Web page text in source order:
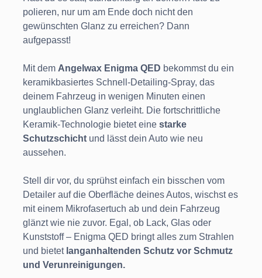
polieren, nur um am Ende doch nicht den
gewünschten Glanz zu erreichen? Dann
aufgepasst!
Mit dem Angelwax Enigma QED bekommst du ein
keramikbasiertes Schnell-Detailing-Spray, das
deinem Fahrzeug in wenigen Minuten einen
unglaublichen Glanz verleiht. Die fortschrittliche
Keramik-Technologie bietet eine starke
Schutzschicht und lässt dein Auto wie neu
aussehen.
Stell dir vor, du sprühst einfach ein bisschen vom
Detailer auf die Oberfläche deines Autos, wischst es
mit einem Mikrofasertuch ab und dein Fahrzeug
glänzt wie nie zuvor. Egal, ob Lack, Glas oder
Kunststoff – Enigma QED bringt alles zum Strahlen
und bietet langanhaltenden Schutz vor Schmutz
und Verunreinigungen.